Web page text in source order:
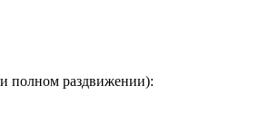
полном раздвижении):